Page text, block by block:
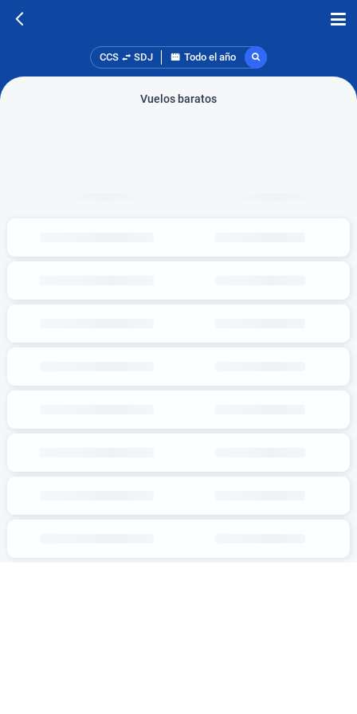
CCS SDJ Todo el año
Vuelos baratos